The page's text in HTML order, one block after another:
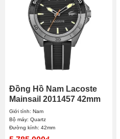
Đồng Hồ Nam Lacoste
Mainsail 2011457 42mm
Giới tính: Nam
Bộ máy: Quartz
Đường kính: 42mm